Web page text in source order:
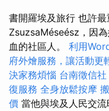
書開羅埃及旅行 也許
ZsuzsaMéseész，因
血的社區人。 利用
府外燴服務，讓活動更
決家務煩惱 台南徵信
復服務 全身放鬆按摩
價 當他與埃及人民交